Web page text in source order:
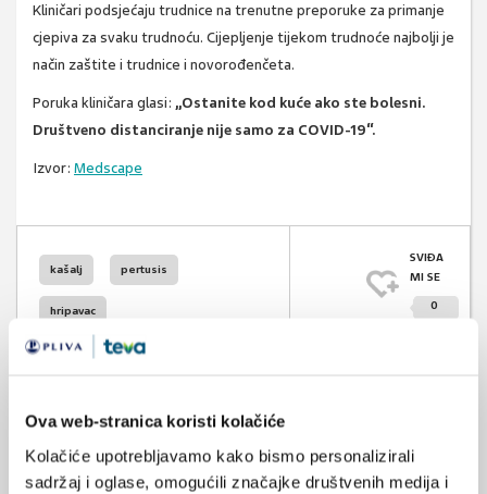
Ova web-stranica koristi kolačiće
Kolačiće upotrebljavamo kako bismo personalizirali
sadržaj i oglase, omogućili značajke društvenih medija i
Kliničari podsjećaju trudnice na trenutne preporuke za primanje
cjepiva za svaku trudnoću. Cijepljenje tijekom trudnoće najbolji je
način zaštite i trudnice i novorođenčeta.
Poruka kliničara glasi: „Ostanite kod kuće ako ste bolesni.
Društveno distanciranje nije samo za COVID-19“.
Izvor: Medscape
kašalj pertusis
hripavac
cijepljenje protiv pertusisa
SVIĐA
MI SE
0